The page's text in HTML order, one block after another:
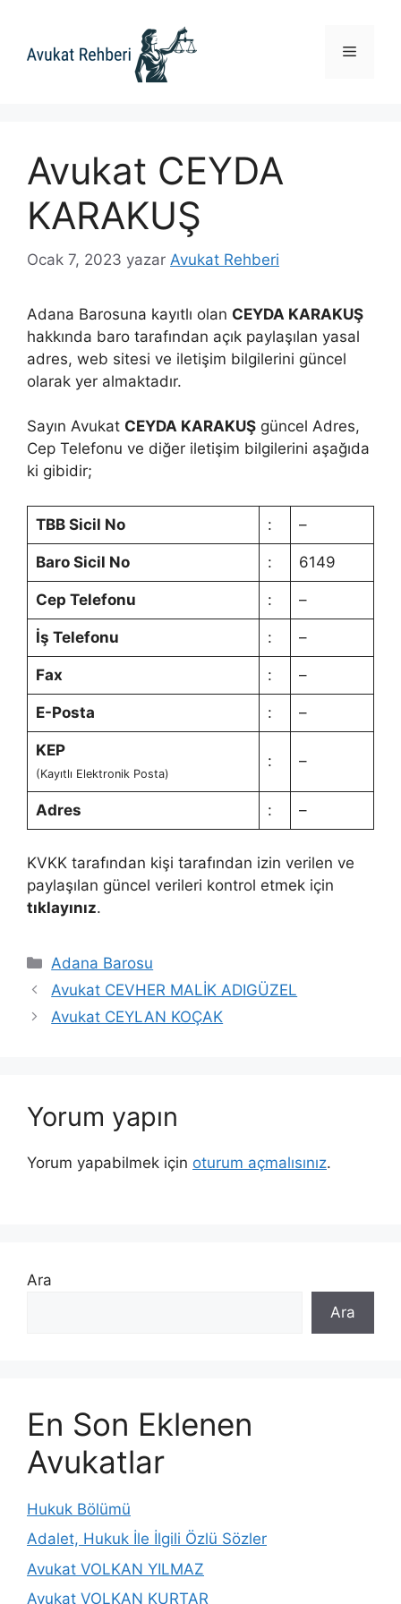
Menü
Avukat CEYDA
KARAKUŞ
Ocak 7, 2023 yazar Avukat Rehberi
Adana Barosuna kayıtlı olan CEYDA KARAKUŞ
hakkında baro tarafından açık paylaşılan yasal
adres, web sitesi ve iletişim bilgilerini güncel
olarak yer almaktadır.
Sayın Avukat CEYDA KARAKUŞ güncel Adres,
Cep Telefonu ve diğer iletişim bilgilerini aşağıda
ki gibidir;
TBB Sicil No : –
Baro Sicil No : 6149
Cep Telefonu : –
İş Telefonu : –
Fax : –
E-Posta : –
KEP
(Kayıtlı Elektronik Posta)
: –
Adres : –
KVKK tarafından kişi tarafından izin verilen ve
paylaşılan güncel verileri kontrol etmek için
tıklayınız.
Kategoriler
Adana Barosu
Avukat CEVHER MALİK ADIGÜZEL
Avukat CEYLAN KOÇAK
Yorum yapın
Yorum yapabilmek için oturum açmalısınız.
Ara
Ara
En Son Eklenen
Avukatlar
Hukuk Bölümü
Adalet, Hukuk İle İlgili Özlü Sözler
Avukat VOLKAN YILMAZ
Avukat VOLKAN KURTAR